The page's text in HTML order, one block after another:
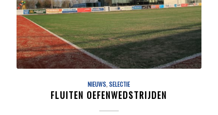
NIEUWS,SELECTIE
FLUITEN OEFENWEDSTRIJDEN